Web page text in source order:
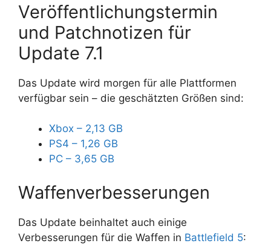
Veröffentlichungstermin
und Patchnotizen für
Update 7.1
Das Update wird morgen für alle Plattformen
verfügbar sein – die geschätzten Größen sind:
Xbox – 2,13 GB
PS4 – 1,26 GB
PC – 3,65 GB
Waffenverbesserungen
Das Update beinhaltet auch einige
Verbesserungen für die Waffen in Battlefield 5: